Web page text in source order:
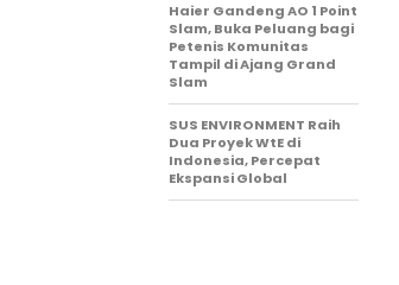
Haier Gandeng AO 1 Point
Slam, Buka Peluang bagi
Petenis Komunitas
Tampil di Ajang Grand
Slam
SUS ENVIRONMENT Raih
Dua Proyek WtE di
Indonesia, Percepat
Ekspansi Global